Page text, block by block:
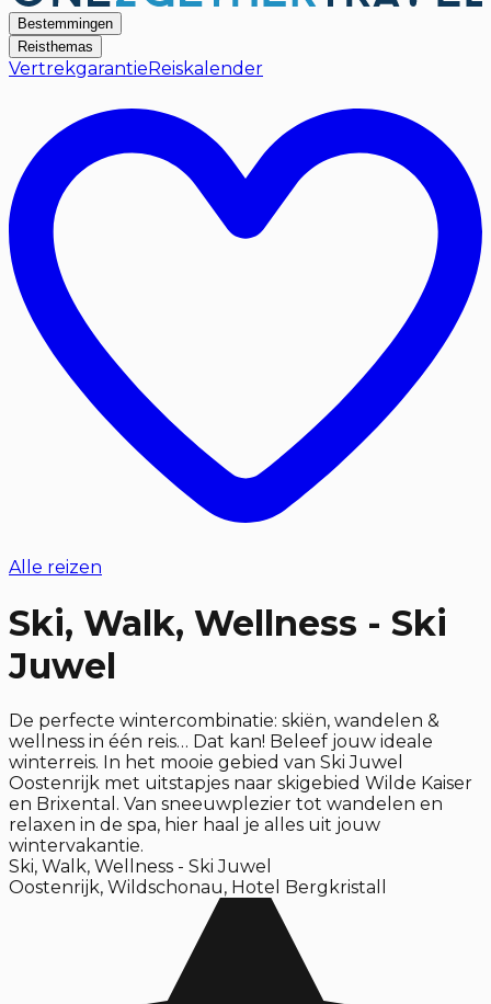
Bestemmingen
Reisthemas
Vertrekgarantie Reiskalender
Alle reizen
Ski, Walk, Wellness - Ski
Juwel
De perfecte wintercombinatie: skiën, wandelen &
wellness in één reis… Dat kan! Beleef jouw ideale
winterreis. In het mooie gebied van Ski Juwel
Oostenrijk met uitstapjes naar skigebied Wilde Kaiser
en Brixental. Van sneeuwplezier tot wandelen en
relaxen in de spa, hier haal je alles uit jouw
wintervakantie.
Ski, Walk, Wellness - Ski Juwel
Oostenrijk, Wildschonau, Hotel Bergkristall